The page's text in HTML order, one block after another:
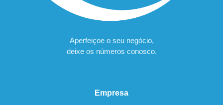
Aperfeiçoe o seu negócio,
deixe os números conosco.
Empresa